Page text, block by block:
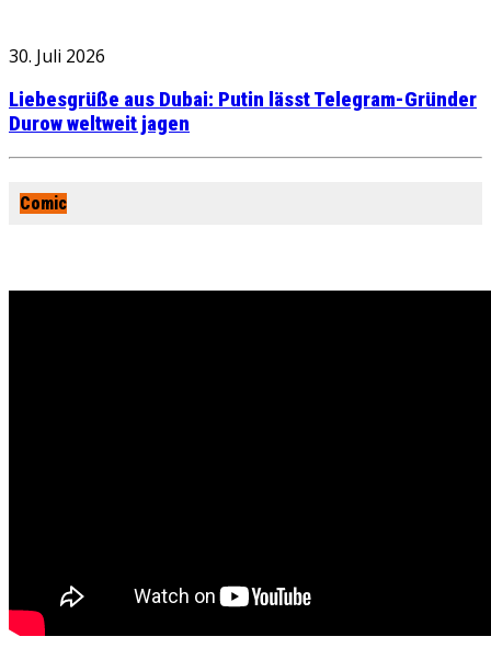
30. Juli 2026
Liebesgrüße aus Dubai: Putin lässt Telegram-Gründer
Durow weltweit jagen
Comic